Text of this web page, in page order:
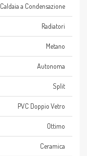
Caldaia a Condensazione
Radiatori
Metano
Autonoma
Split
PVC Doppio Vetro
Ottimo
Ceramica